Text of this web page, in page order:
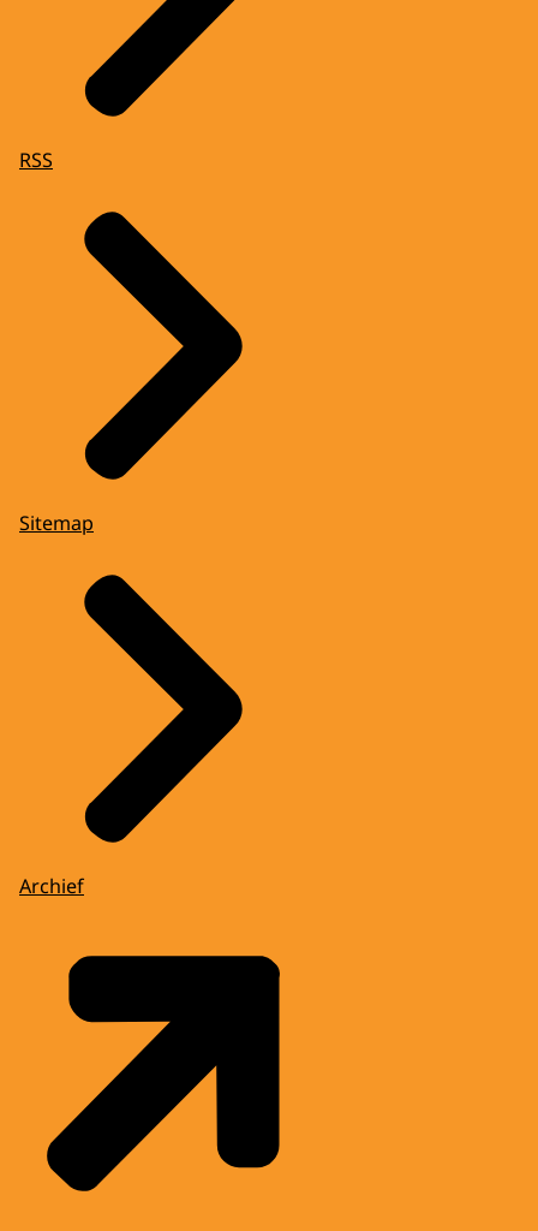
RSS
Sitemap
Archief